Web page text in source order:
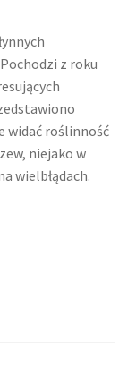
z roku
widać roślinność
niejako w
wielbłądach.